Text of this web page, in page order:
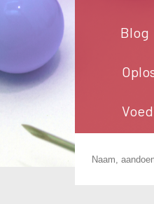
Blog